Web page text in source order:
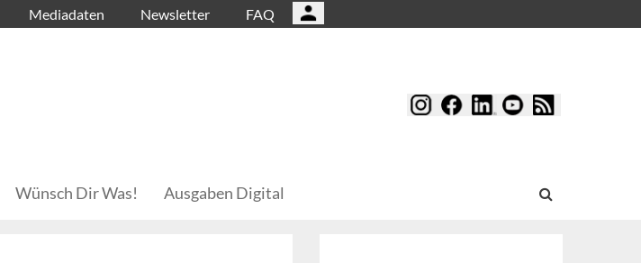
Mediadaten Newsletter FAQ
Wünsch Dir Was! Ausgaben Digital